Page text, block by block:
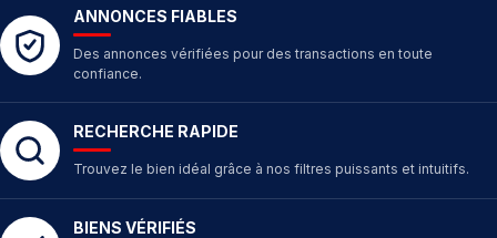
ANNONCES FIABLES
Des annonces vérifiées pour des transactions en toute
confiance.
RECHERCHE RAPIDE
Trouvez le bien idéal grâce à nos filtres puissants et intuitifs.
BIENS VÉRIFIÉS